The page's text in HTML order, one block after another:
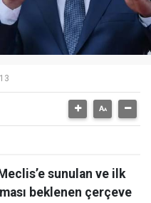
sunulan ve ilk
beklenen çerçeve